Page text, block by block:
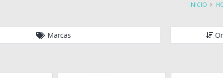
INICIO
Marcas